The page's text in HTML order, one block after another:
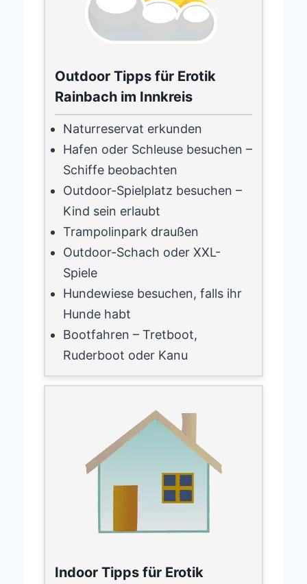
Outdoor Tipps für Erotik
Rainbach im Innkreis
Naturreservat erkunden
Hafen oder Schleuse besuchen –
Schiffe beobachten
Outdoor-Spielplatz besuchen –
Kind sein erlaubt
Trampolinpark draußen
Outdoor-Schach oder XXL-
Spiele
Hundewiese besuchen, falls ihr
Hunde habt
Bootfahren – Tretboot,
Ruderboot oder Kanu
Indoor Tipps für Erotik